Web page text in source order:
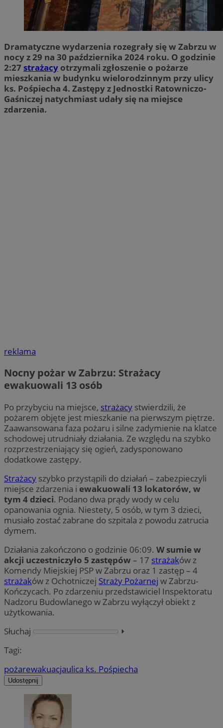
Dramatyczne wydarzenia rozegrały się w Zabrzu w
nocy z 29 na 30 października 2024 roku. O godzinie
2:27 strażacy otrzymali zgłoszenie o pożarze
mieszkania w budynku wielorodzinnym przy ulicy
ks. Pośpiecha 4. Zastępy z Jednostki Ratowniczo-
Gaśniczej natychmiast udały się na miejsce
zdarzenia.
reklama
Nocny pożar w Zabrzu: Strażacy
ewakuowali 13 osób
Po przybyciu na miejsce, strażacy stwierdzili, że
pożarem objęte jest mieszkanie na pierwszym piętrze.
Zaawansowana faza pożaru i silne zadymienie na klatce
schodowej utrudniały działania. Ze względu na szybko
rozprzestrzeniający się ogień, zadysponowano
dodatkowe zastępy.
Strażacy szybko przystąpili do działań – zabezpieczyli
miejsce zdarzenia i ewakuowali 13 lokatorów, w
tym 4 dzieci. Podano dwa prądy wody w celu
opanowania ognia. Niestety, 5 osób, w tym 3 dzieci,
musiało zostać zabrane do szpitala z powodu zatrucia
dymem.
Działania zakończono o godzinie 06:09. W sumie w
akcji uczestniczyło 5 zastępów – 17 strażaków z
Komendy Miejskiej PSP w Zabrzu oraz 1 zastęp – 4
strażaków z Ochotniczej Straży Pożarnej w Zabrzu-
Kończycach. Po zdarzeniu przedstawiciel Inspektoratu
Nadzoru Budowlanego w Zabrzu wyłączył obiekt z
użytkowania.
Słuchaj
⏵︎
Tagi:
pożarewakuacjaulica ks. Pośpiecha
Udostępnij